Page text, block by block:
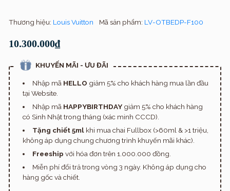
Thương hiệu: Louis Vuitton Mã sản phẩm: LV-OTBEDP-F100
10.300.000₫
KHUYẾN MÃI - ƯU ĐÃI
Nhập mã HELLO giảm 5% cho khách hàng mua lần đầu
tại Website.
Nhập mã HAPPYBIRTHDAYgiảm 5% cho khách hàng
có Sinh Nhật trong tháng (xác minh CCCD).
Tặng chiết 5mlkhi mua chai Fullbox (>60ml & >1 triệu,
không áp dụng chung chương trình khuyến mãi khác).
Freeship với hóa đơn trên 1.000.000 đồng.
Miễn phí đổi trả trong vòng 3 ngày. Không áp dụng cho
hàng gốc và chiết.